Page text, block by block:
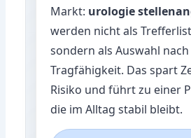
Markt: urologie
werden nicht als
sondern als Auswahl nach
Tragfähigkeit. Das spart
Risiko und führt zu einer
die im Alltag stabil bleibt.